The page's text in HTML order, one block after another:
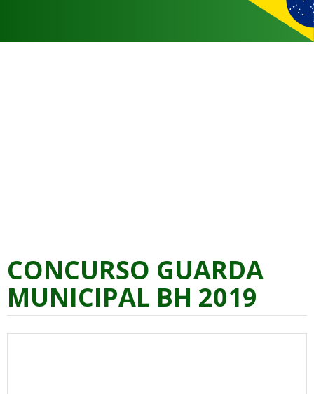
CONCURSO GUARDA
MUNICIPAL BH 2019